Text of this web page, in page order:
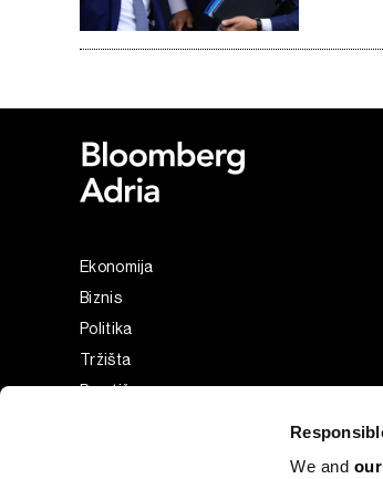
We and
Ekonomija
Biznis
Politika
Tržišta
Prestiž